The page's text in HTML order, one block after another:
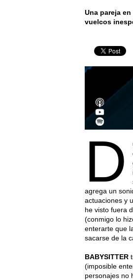
Una pareja
vuelcos
D
agrega un
actuaciones y
he visto fuera
(conmigo lo
enterarte que
sacarse de la
BABYSITTER
(imposible
personajes no